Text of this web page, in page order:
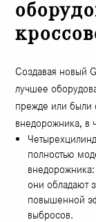
Создавая новый
лучшее
прежде или были
внедорожника, в
полностью
они обладают
повышенной
выбросов.